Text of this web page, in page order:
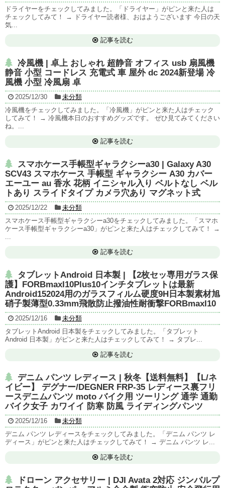
ドライヤーをチェックしてみました。「ドライヤー」がピンと来た人は
チェックしてみて！ → ドライヤー読者様、おはようございます 今日の天
気...
記事を読む
冷風機 | 卓上 おしゃれ 超静音 オフィス usb 扇風機
静音 小型 コードレス 充電式 車 屋外 dc 2024新登場 冷
風機 小型 冷風扇 卓
2025/12/30
未分類
冷風機をチェックしてみました。「冷風機」がピンと来た人はチェック
してみて！ → 冷風機本日のおすすめグッズです。 ぜひ見てみてください
ね。...
記事を読む
スマホケース手帳型ギャラクシーa30 | Galaxy A30
SCV43 スマホケース 手帳型 ギャラクシー A30 カバー
エーユー au 香水 花柄 イニシャル入り ベルトなし ベル
トあり スライドタイプ カメラ穴あり マグネット式
2025/12/22
未分類
スマホケース手帳型ギャラクシーa30をチェックしてみました。「スマホ
ケース手帳型ギャラクシーa30」がピンと来た人はチェックしてみて！ →
記事を読む
タブレットAndroid 日本製 | 【2枚セッ専用ガラス保
護】FORBmaxI10Plus10インチタブレットは最新
Android152024用のガラスフィルム硬度9H日本製素材旭
硝子製薄型0.33mm飛散防止撥油性耐衝撃FORBmaxI10
2025/12/16
未分類
タブレットAndroid 日本製をチェックしてみました。「タブレット
Android 日本製」がピンと来た人はチェックしてみて！ → タブレ...
記事を読む
デニム パンツ レディース | 秋冬【送料無料】【L/ネ
イビー】 デグナー/DEGNER FRP-35 レディース裏フリ
ースデニムパンツ moto バイク用 ツーリング 通学 通勤
バイク女子 カワイイ 防寒 防風 ライディングパンツ
2025/12/16
未分類
デニム パンツ レディースをチェックしてみました。「デニム パンツ レ
ディース」がピンと来た人はチェックしてみて！ → デニム パンツ レ...
記事を読む
ドローン アクセサリー | DJI Avata 2対応 ジンバルプ